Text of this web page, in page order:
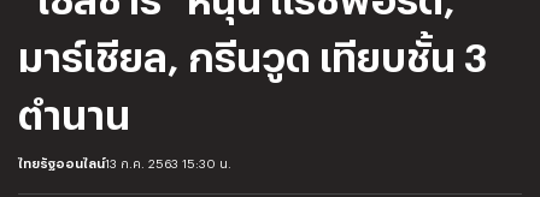
มาร์เชียล, กรีนวูด เทียบชั้น 3
ตำนาน
ไทยรัฐออนไลน์13 ก.ค. 2563 15:30 น.